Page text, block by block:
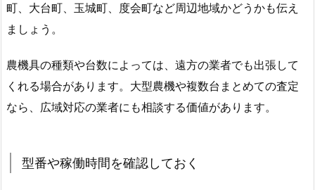
町、大台町、玉城町、度会町など周辺地域かどうかも伝え
ましょう。
農機具の種類や台数によっては、遠方の業者でも出張して
くれる場合があります。大型農機や複数台まとめての査定
なら、広域対応の業者にも相談する価値があります。
型番や稼働時間を確認しておく